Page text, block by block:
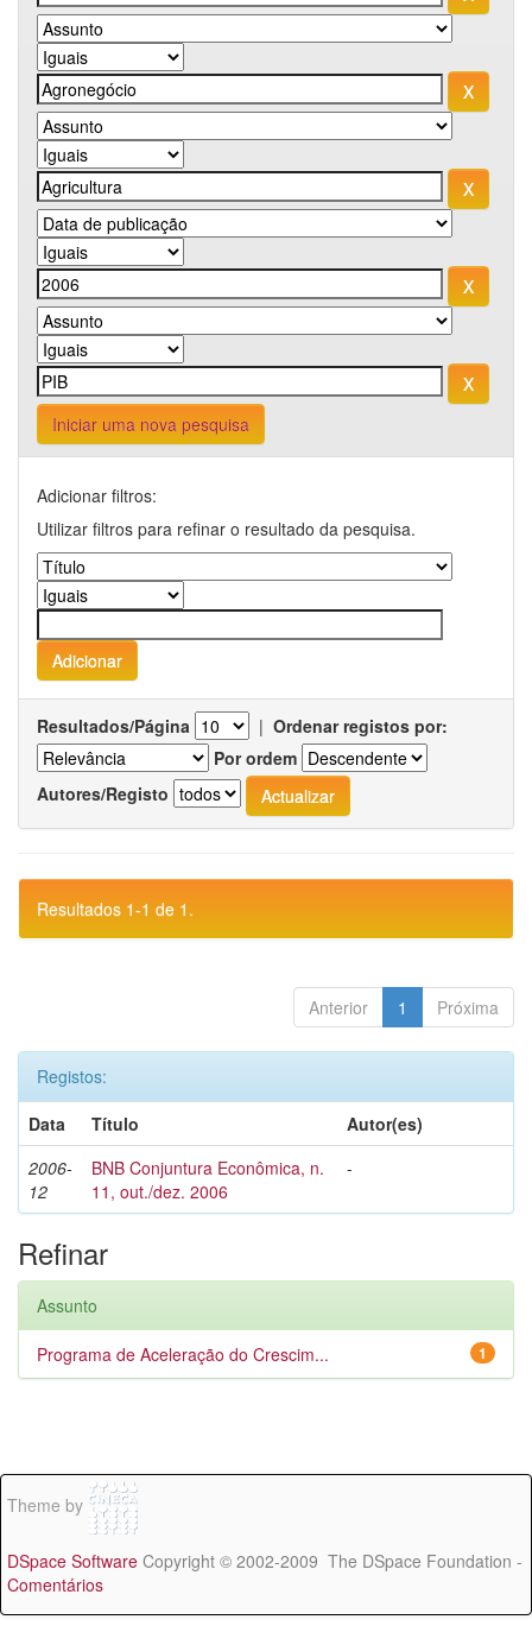
Iniciar uma nova pesquisa
Adicionar filtros:
Utilizar filtros para refinar o resultado da pesquisa.
Resultados/Página | Ordenar registos por:
Por ordem
Autores/Registo
Resultados 1-1 de 1.
Anterior 1 Próxima
Registos:
Data
Título
Autor(es)
2006-
12
BNB Conjuntura Econômica, n.
11, out./dez. 2006
-
Refinar
Assunto
1
Programa de Aceleração do Crescim...
Theme by
DSpace Software Copyright © 2002-2009 The DSpace Foundation -
Comentários